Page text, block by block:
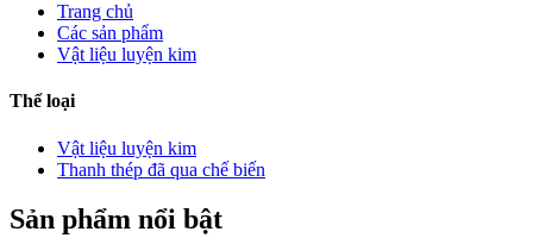
Trang chủ
Các sản phẩm
Vật liệu luyện kim
Thể loại
Vật liệu luyện kim
Thanh thép đã qua chế biến
Sản phẩm nổi bật